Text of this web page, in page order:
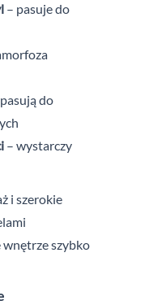
– pasuje do
do
– wystarczy
i szerokie
szybko